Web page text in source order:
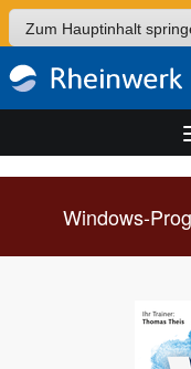
Zum Hauptinhalt
Sommer-
Windows-